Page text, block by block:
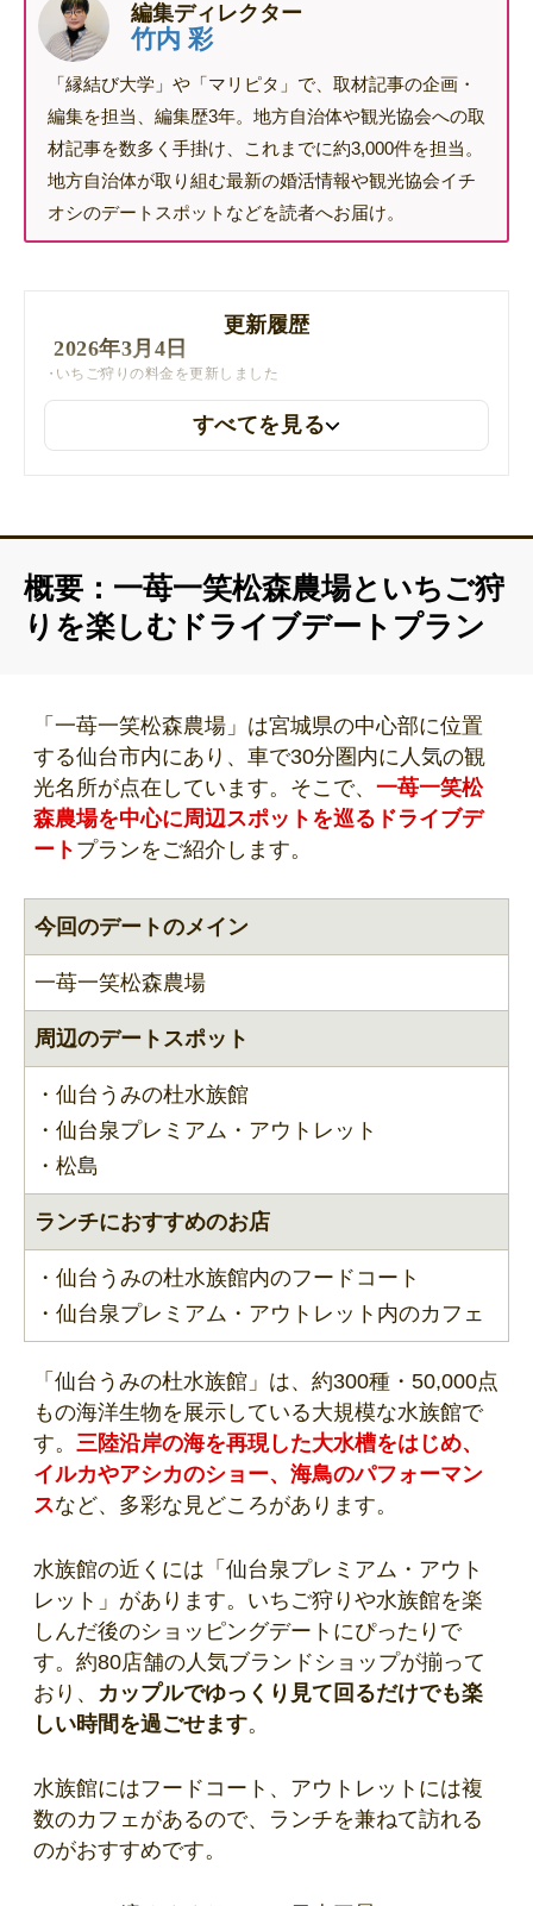
編集ディレクター
竹内 彩
「縁結び大学」や「マリピタ」で、取材記事の企画・
編集を担当、編集歴3年。地方自治体や観光協会への取
材記事を数多く手掛け、これまでに約3,000件を担当。
地方自治体が取り組む最新の婚活情報や観光協会イチ
オシのデートスポットなどを読者へお届け。
更新履歴
2026年3月4日
いちご狩りの料金を更新しました
すべてを見る
概要：一苺一笑松森農場といちご狩
りを楽しむドライブデートプラン
「一苺一笑松森農場」は宮城県の中心部に位置
する仙台市内にあり、車で30分圏内に人気の観
光名所が点在しています。そこで、 一苺一笑松
森農場を中心に周辺スポットを巡るドライブデ
ート プランをご紹介します。
今回のデートのメイン
一苺一笑松森農場
周辺のデートスポット
・仙台うみの杜水族館
・仙台泉プレミアム・アウトレット
・松島
ランチにおすすめのお店
・仙台うみの杜水族館内のフードコート
・仙台泉プレミアム・アウトレット内のカフェ
「仙台うみの杜水族館」は、約300種・50,000点
もの海洋生物を展示している大規模な水族館で
す。 三陸沿岸の海を再現した大水槽をはじめ、
イルカやアシカのショー、海鳥のパフォーマン
スなど、多彩な見どころがあります。
水族館の近くには「仙台泉プレミアム・アウト
レット」があります。いちご狩りや水族館を楽
しんだ後のショッピングデートにぴったりで
す。約80店舗の人気ブランドショップが揃って
おり、 カップルでゆっくり見て回るだけでも楽
しい時間を過ごせます。
水族館にはフードコート、アウトレットには複
数のカフェがあるので、ランチを兼ねて訪れる
のがおすすめです。